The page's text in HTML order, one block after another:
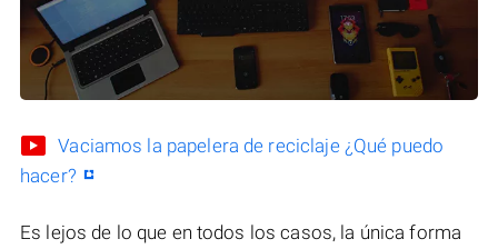
Vaciamos la papelera de reciclaje ¿Qué puedo
hacer?
Es lejos de lo que en todos los casos, la única forma